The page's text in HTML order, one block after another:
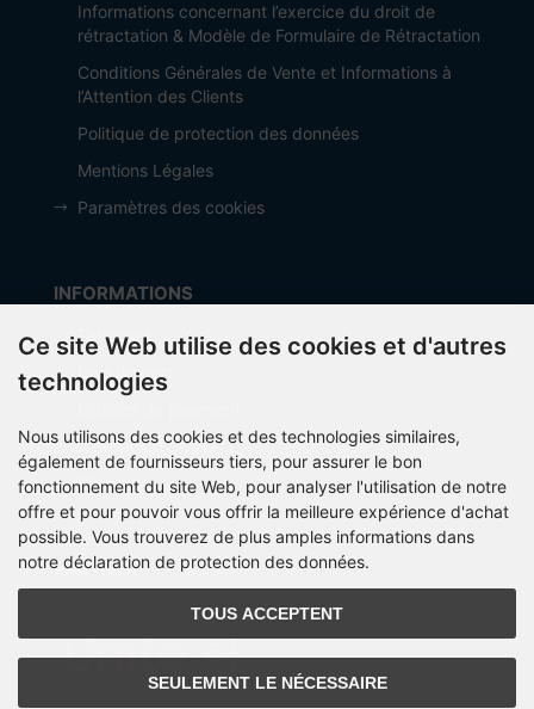
Informations concernant l’exercice du droit de
rétractation & Modèle de Formulaire de Rétractation
Conditions Générales de Vente et Informations à
l’Attention des Clients
Politique de protection des données
Mentions Légales
Paramètres des cookies
INFORMATIONS
Fabricant
frais de port
À propos d’OCTO IT
Sitemap
PARTNER
Ce site Web utilise des cookies et d'autres
technologies
Nous utilisons des cookies et des technologies similaires,
également de fournisseurs tiers, pour assurer le bon
fonctionnement du site Web, pour analyser l'utilisation de notre
offre et pour pouvoir vous offrir la meilleure expérience d'achat
possible. Vous trouverez de plus amples informations dans
notre déclaration de protection des données.
TOUS ACCEPTENT
SEULEMENT LE NÉCESSAIRE